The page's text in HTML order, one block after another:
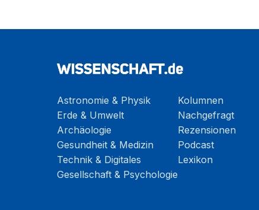
Astronomie & Physik
Erde & Umwelt
Archäologie
Gesundheit & Medizin
Technik & Digitales
Gesellschaft & Psychologie
Kolumnen
Nachgefragt
Rezensionen
Podcast
Lexikon